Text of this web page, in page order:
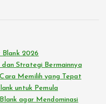
Blank 2026
Strategi Bermainnya
Memilih yang Tepat
untuk Pemula
agar Mendominasi